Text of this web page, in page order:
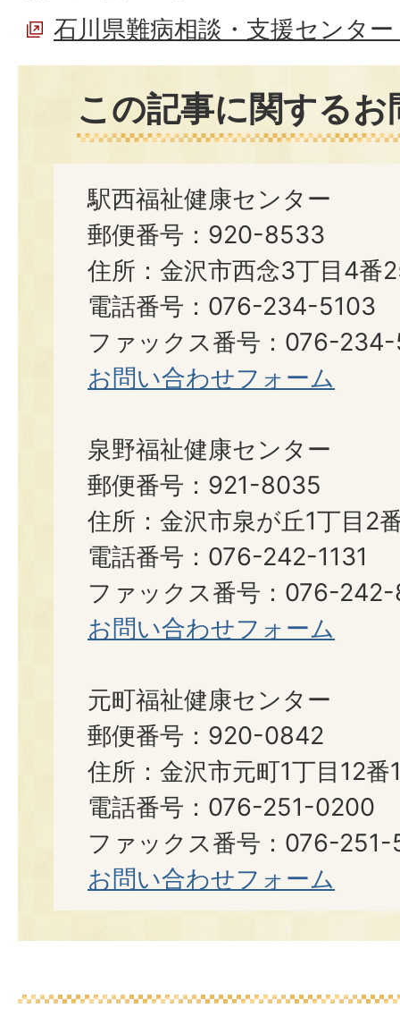
石川県難病相談・支援センタ
この記事に関する
駅西福祉健康センター
郵便番号：920-8533
住所：金沢市西念3丁目4番
電話番号：076-234-5103
ファックス番号：076-
お問い合わせフォーム
泉野福祉健康センター
郵便番号：921-8035
住所：金沢市泉が丘1丁目2
電話番号：076-242-1131
ファックス番号：076-
お問い合わせフォーム
元町福祉健康センター
郵便番号：920-0842
住所：金沢市元町1丁目12番
電話番号：076-251-0200
ファックス番号：076-
お問い合わせフォーム